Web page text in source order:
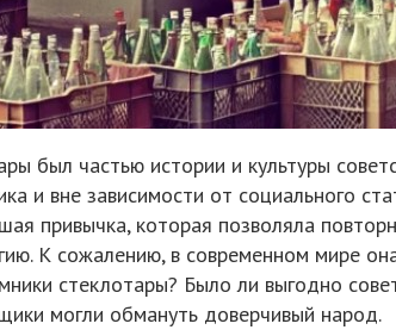
был частью истории и культуры
и вне зависимости от социального
привычка, которая позволяла
К сожалению, в современном мире
стеклотары? Было ли выгодно
могли обмануть доверчивый народ.